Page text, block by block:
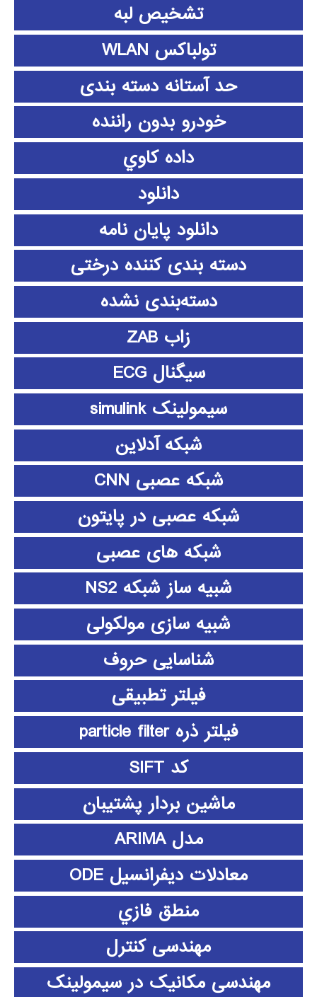
تشخیص لبه
تولباکس WLAN
حد آستانه دسته بندی
خودرو بدون راننده
داده كاوي
دانلود
دانلود پايان نامه
دسته بندی کننده درختی
دسته‌بندی نشده
زاب ZAB
سیگنال ECG
سیمولینک simulink
شبکه آدلاین
شبکه عصبی CNN
شبکه عصبی در پایتون
شبکه های عصبی
شبیه ساز شبکه NS2
شبیه سازی مولکولی
شناسایی حروف
فیلتر تطبیقی
فیلتر ذره particle filter
کد SIFT
ماشین بردار پشتیبان
مدل ARIMA
معادلات دیفرانسیل ODE
منطق فازي
مهندسی کنترل
مهندسی مکانیک در سیمولینک